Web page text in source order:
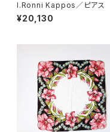
I.Ronni Kappos／ピアス
onze
¥20,130